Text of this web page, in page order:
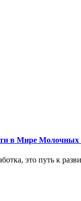
в Мире Молочных
это путь к